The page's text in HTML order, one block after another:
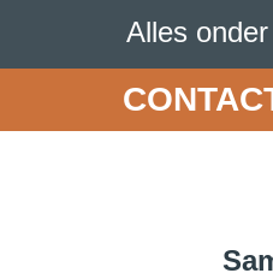
Alles